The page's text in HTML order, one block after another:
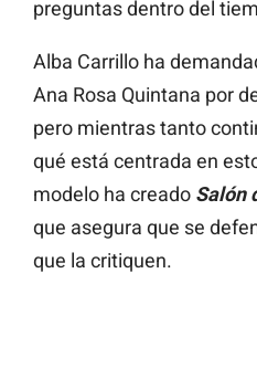
preguntas dentro del
Alba Carrillo ha
Ana Rosa Quintana por
pero mientras tanto
qué está centrada en
modelo ha creado Salón
que asegura que se
que la critiquen.